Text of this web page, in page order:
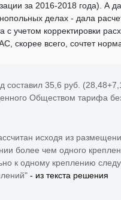
за 2016-2018 года). А
делах - дала
с учетом корректировки
скорее всего, сочтет
35,6 руб.
Обществом тарифа
исходя из
более чем одного
к одному креплению
- из текста решения